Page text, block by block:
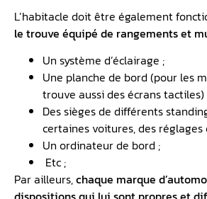
L’habitacle doit être également
le trouve équipé de rangements et
Un système d’éclairage ;
Une planche de bord (pour les
trouve aussi des écrans tactiles)
Des sièges de différents
certaines voitures, des réglages
Un ordinateur de bord ;
Etc ;
Par ailleurs,chaque marque